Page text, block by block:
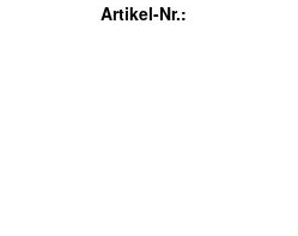
Artikel-Nr.: